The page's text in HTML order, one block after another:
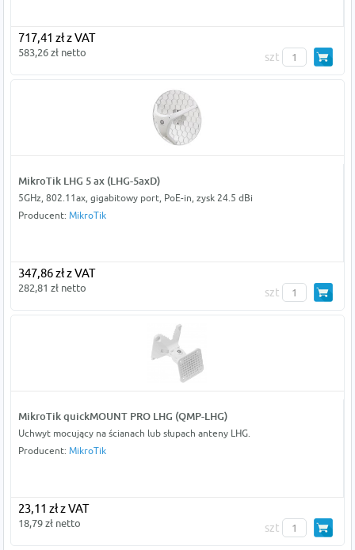
717,41 zł z VAT
583,26 zł netto szt
MikroTik LHG 5 ax (LHG-5axD)
5GHz, 802.11ax, gigabitowy port, PoE-in, zysk 24.5 dBi
Producent: MikroTik
347,86 zł z VAT
282,81 zł netto szt
MikroTik quickMOUNT PRO LHG (QMP-LHG)
Uchwyt mocujący na ścianach lub słupach anteny LHG.
Producent: MikroTik
23,11 zł z VAT
18,79 zł netto szt